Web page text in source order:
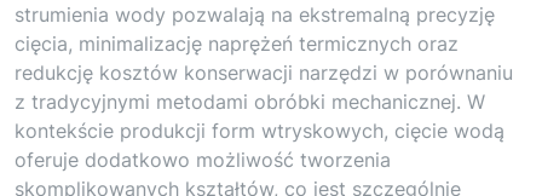
strumienia wody pozwalają na ekstremalną precyzję
cięcia, minimalizację naprężeń termicznych oraz
redukcję kosztów konserwacji narzędzi w porównaniu
z tradycyjnymi metodami obróbki mechanicznej. W
kontekście produkcji form wtryskowych, cięcie wodą
oferuje dodatkowo możliwość tworzenia
skomplikowanych kształtów, co jest szczególnie